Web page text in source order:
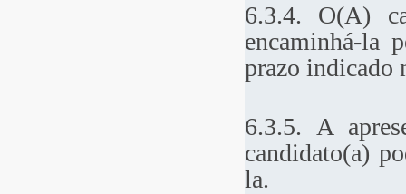
6.3.4. O(A)
encaminhá-la
prazo indicado
6.3.5. A
candidato(a)
la.